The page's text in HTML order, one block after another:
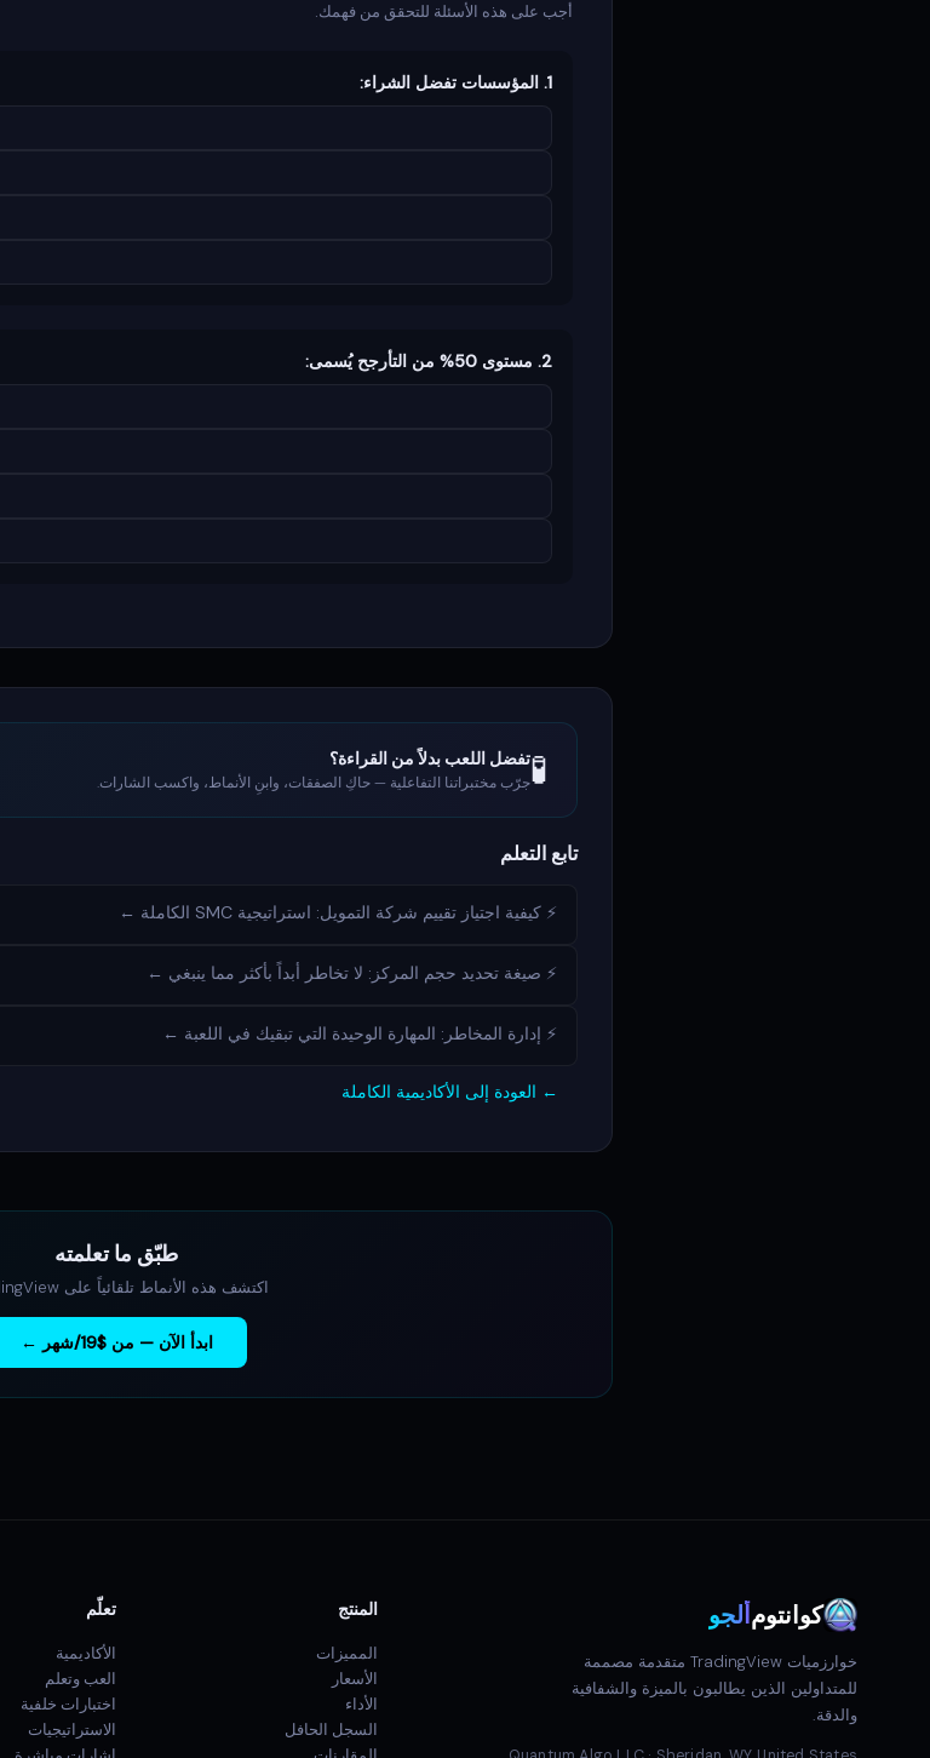
أجب على هذه الأسئلة للتحقق من فهمك.
1. المؤسسات تفضل الشراء:
2. مستوى 50% من التأرجح يُسمى:
🧪تفضل اللعب بدلاً من القراءة؟
جرّب مختبراتنا التفاعلية — حاكِ الصفقات، وابنِ الأنماط، واكسب الشارات.
تابع التعلم
⚡ كيفية اجتياز تقييم شركة التمويل: استراتيجية SMC الكاملة ←
⚡ صيغة تحديد حجم المركز: لا تخاطر أبداً بأكثر مما ينبغي ←
⚡ إدارة المخاطر: المهارة الوحيدة التي تبقيك في اللعبة ←
← العودة إلى الأكاديمية الكاملة
طبّق ما تعلمته
اكتشف هذه الأنماط تلقائياً على TradingView.
ابدأ الآن — من $19/شهر ←
كوانتوم ألجو
خوارزميات TradingView متقدمة مصممة
للمتداولين الذين يطالبون بالميزة والشفافية
والدقة.
المنتج
المميزات
الأسعار
الأداء
السجل الحافل
تعلّم
الأكاديمية
العب وتعلم
اختبارات خلفية
الاستراتيجيات